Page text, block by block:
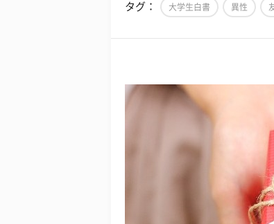
タグ： 大学生白書 異性